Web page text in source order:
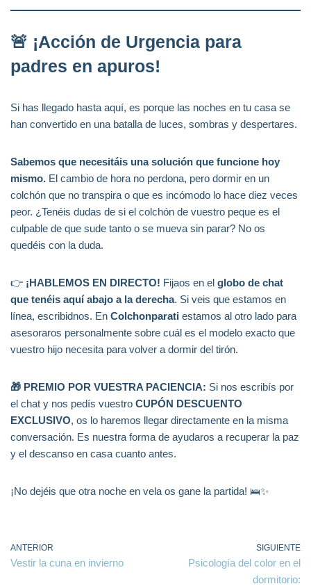
🚨 ¡Acción de Urgencia para
padres en apuros!
Si has llegado hasta aquí, es porque las noches en tu casa se
han convertido en una batalla de luces, sombras y despertares.
Sabemos que necesitáis una solución que funcione hoy
mismo. El cambio de hora no perdona, pero dormir en un
colchón que no transpira o que es incómodo lo hace diez veces
peor. ¿Tenéis dudas de si el colchón de vuestro peque es el
culpable de que sude tanto o se mueva sin parar? No os
quedéis con la duda.
👉 ¡HABLEMOS EN DIRECTO! Fijaos en el globo de chat
que tenéis aquí abajo a la derecha. Si veis que estamos en
línea, escribidnos. En Colchonparati estamos al otro lado para
asesoraros personalmente sobre cuál es el modelo exacto que
vuestro hijo necesita para volver a dormir del tirón.
🎁 PREMIO POR VUESTRA PACIENCIA: Si nos escribís por
el chat y nos pedís vuestro CUPÓN DESCUENTO
EXCLUSIVO, os lo haremos llegar directamente en la misma
conversación. Es nuestra forma de ayudaros a recuperar la paz
y el descanso en casa cuanto antes.
¡No dejéis que otra noche en vela os gane la partida! 🛌✨
ANTERIOR
Vestir la cuna en invierno
SIGUIENTE
Psicología del color en el
dormitorio: